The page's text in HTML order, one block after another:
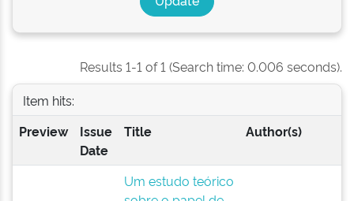
Results 1-1 of 1 (Search time: 0.006 seconds).
Item hits:
Preview
Issue
Date
Title Author(s)
Um estudo teórico